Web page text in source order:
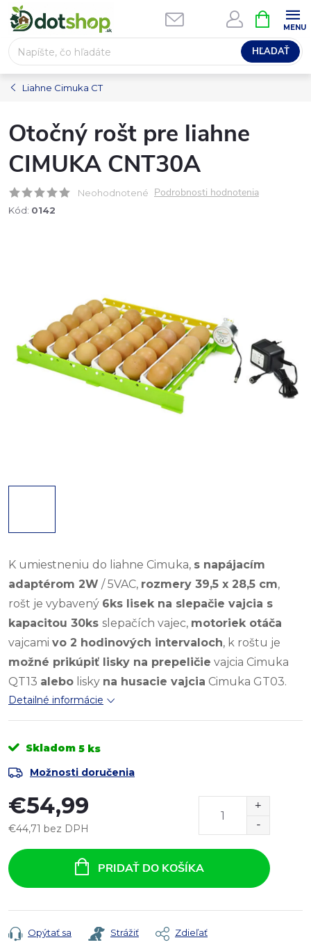
Prejsť
na
obsah
HĽADAŤ
KOŠÍK
Liahne Cimuka CT
Otočný rošt pre liahne
CIMUKA CNT30A
Neohodnotené Podrobnosti hodnotenia
Kód: 0142
K umiestneniu do liahne Cimuka, s napájacím
adaptérom 2W / 5VAC, rozmery 39,5 x 28,5 cm,
rošt je vybavený 6ks lisek na slepačie vajcia s
kapacitou 30ks slepačích vajec, motoriek otáča
vajcami vo 2 hodinových intervaloch, k roštu je
možné prikúpiť lisky na prepeličie vajcia Cimuka
QT13 alebo lisky na husacie vajcia Cimuka GT03.
Detailné informácie
Skladom 5 ks
Možnosti doručenia
€54,99
€44,71 bez DPH
cena:
PRIDAŤ DO KOŠÍKA
Opýtať sa Strážiť Zdieľať